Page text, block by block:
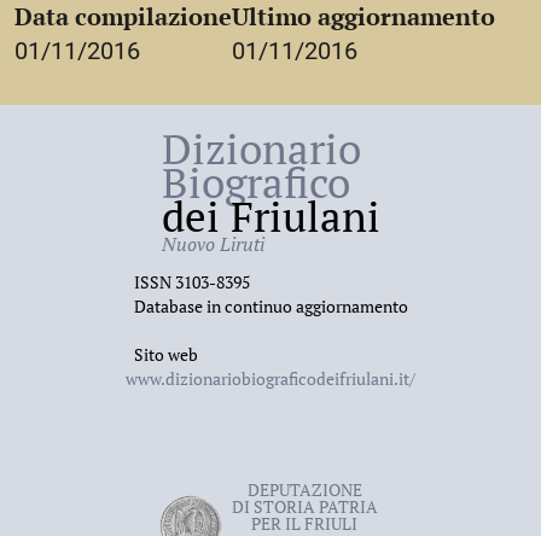
Data compilazione
01/11/2016
Ultimo aggiornamento
01/11/2016
Dizionario
Biografico
dei Friulani
Nuovo Liruti
ISSN 3103-8395
Database in continuo aggiornamento
Sito web
www.dizionariobiograficodeifriulani.it/
DEPUTAZIONE
DI STORIA PATRIA
PER IL FRIULI